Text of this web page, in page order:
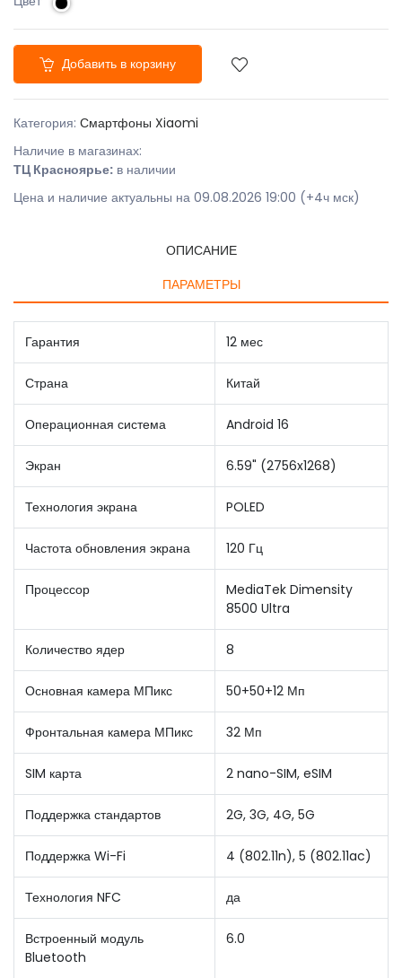
Добавить в корзину
Категория: Смартфоны Xiaomi
Наличие в магазинах:
ТЦ Красноярье: в наличии
Цена и наличие актуальны на 09.08.2026 19:00 (+4ч мск)
ОПИСАНИЕ
ПАРАМЕТРЫ
Гарантия 12 мес
Страна Китай
Операционная система Android 16
Экран 6.59" (2756x1268)
Технология экрана POLED
Частота обновления экрана 120 Гц
Процессор
MediaTek Dimensity
8500 Ultra
Количество ядер 8
Основная камера МПикс 50+50+12 Мп
Фронтальная камера МПикс 32 Мп
SIM карта 2 nano-SIM, eSIM
Поддержка стандартов 2G, 3G, 4G, 5G
Поддержка Wi-Fi 4 (802.11n), 5 (802.11ac)
Технология NFC да
Встроенный модуль
Bluetooth
6.0